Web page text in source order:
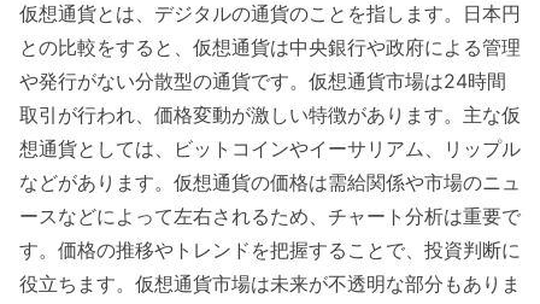
仮想通貨とは、デジタルの通貨のことを指します。日本円
との比較をすると、仮想通貨は中央銀行や政府による管理
や発行がない分散型の通貨です。仮想通貨市場は24時間
取引が行われ、価格変動が激しい特徴があります。主な仮
想通貨としては、ビットコインやイーサリアム、リップル
などがあります。仮想通貨の価格は需給関係や市場のニュ
ースなどによって左右されるため、チャート分析は重要で
す。価格の推移やトレンドを把握することで、投資判断に
役立ちます。仮想通貨市場は未来が不透明な部分もありま